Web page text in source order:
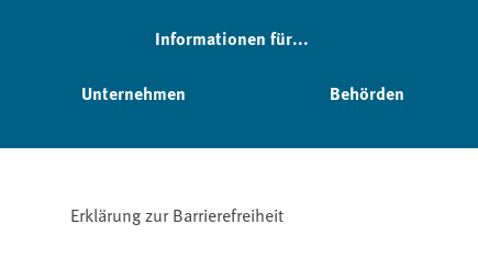
Informationen für...
Unternehmen Behörden
Erklärung zur Barrierefreiheit